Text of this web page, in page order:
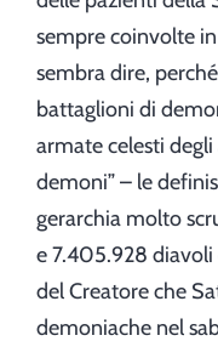
sempre coinvolte
sembra dire,
battaglioni di
armate celesti
demoni” – le
gerarchia molto
e 7.405.928
del Creatore che
demoniache nel